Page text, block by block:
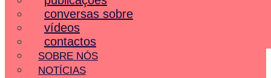
conversas sobre
vídeos
contactos
SOBRE NÓS
NOTÍCIAS